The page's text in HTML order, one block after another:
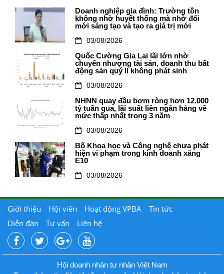
Doanh nghiệp gia đình: Trường tồn
không nhờ huyết thống mà nhờ đổi
mới sáng tạo và tạo ra giá trị mới
03/08/2026
Quốc Cường Gia Lai lãi lớn nhờ
chuyển nhượng tài sản, doanh thu bất
động sản quý II không phát sinh
03/08/2026
NHNN quay đầu bơm ròng hơn 12.000
tỷ tuần qua, lãi suất liên ngân hàng về
mức thấp nhất trong 3 năm
03/08/2026
Bộ Khoa học và Công nghệ chưa phát
hiện vi phạm trong kinh doanh xăng
E10
03/08/2026
Giới thiệu Hội viên Hoạt động VPBA
Tin tức
Diễn đàn
Tư vấn Liên hệ
Hội doanh nhân tư nhân Việt Nam